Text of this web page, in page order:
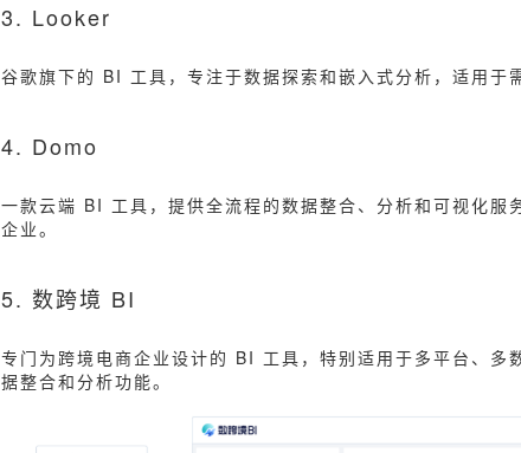
3. Looker
谷歌旗下的 BI 工具，专注于数据探索和嵌入式分析，适用于
4. Domo
一款云端 BI 工具，提供全流程的数据整合、分析和可视化服
企业。
5. 数跨境 BI
专门为跨境电商企业设计的 BI 工具，特别适用于多平台、多
据整合和分析功能。